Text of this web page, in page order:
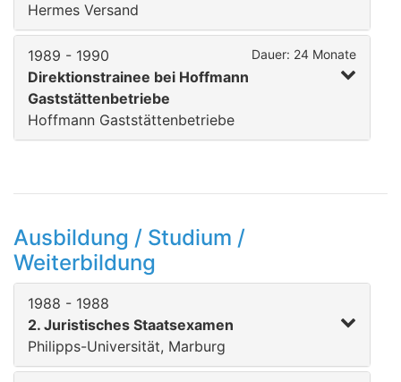
Hermes Versand
1989 - 1990 Dauer: 24 Monate
Direktionstrainee bei Hoffmann
Gaststättenbetriebe
Hoffmann Gaststättenbetriebe
Ausbildung / Studium /
Weiterbildung
1988 - 1988
2. Juristisches Staatsexamen
Philipps-Universität, Marburg